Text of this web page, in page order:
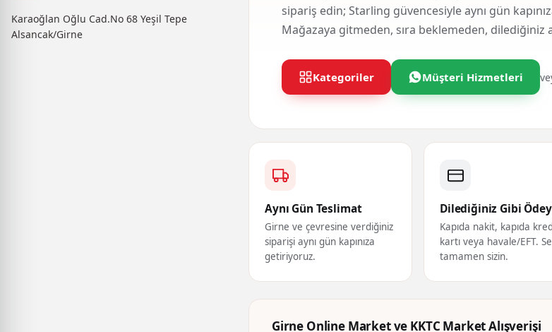
Karaoğlan Oğlu Cad.No 68 Yeşil Tepe
Alsancak/Girne
sipariş edin; Starling güvencesiyle aynı gün
Mağazaya gitmeden, sıra beklemeden, dilediğiniz
Kategoriler Müşteri Hizmetleri
Aynı Gün Teslimat
Girne ve çevresine verdiğiniz
siparişi aynı gün kapınıza
getiriyoruz.
Dilediğiniz Gibi
Kapıda nakit, kapıda
kartı veya havale/EFT.
tamamen sizin.
Girne Online Market ve KKTC Market Alışverişi